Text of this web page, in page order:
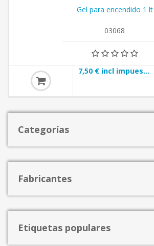
Gel para encendido 1 lt
03068
7,50 € incl impuestos
Categorías
Fabricantes
Etiquetas populares